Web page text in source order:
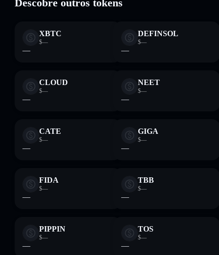
Descobre outros tokens
XBTC
$—
—
DEFINSOL
$—
—
CLOUD
$—
—
NEET
$—
—
CATE
$—
—
GIGA
$—
—
FIDA
$—
—
TBB
$—
—
PIPPIN
$—
—
TOS
$—
—